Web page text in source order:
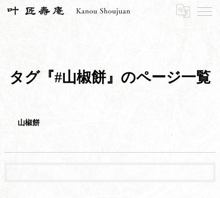
HOME
タグ『#山椒餅』のページ一覧
山椒餅